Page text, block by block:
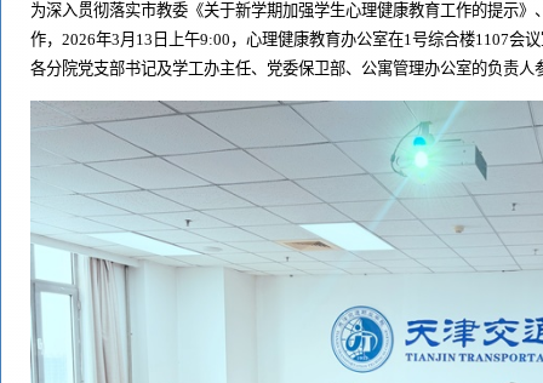
为深入贯彻落实市教委《关于新学期加强学生心理健康教育工作的提示
作，2026年3月13日上午9:00，心理健康教育办公室在1号综合楼1107会
各分院党支部书记及学工办主任、党委保卫部、公寓管理办公室的负责